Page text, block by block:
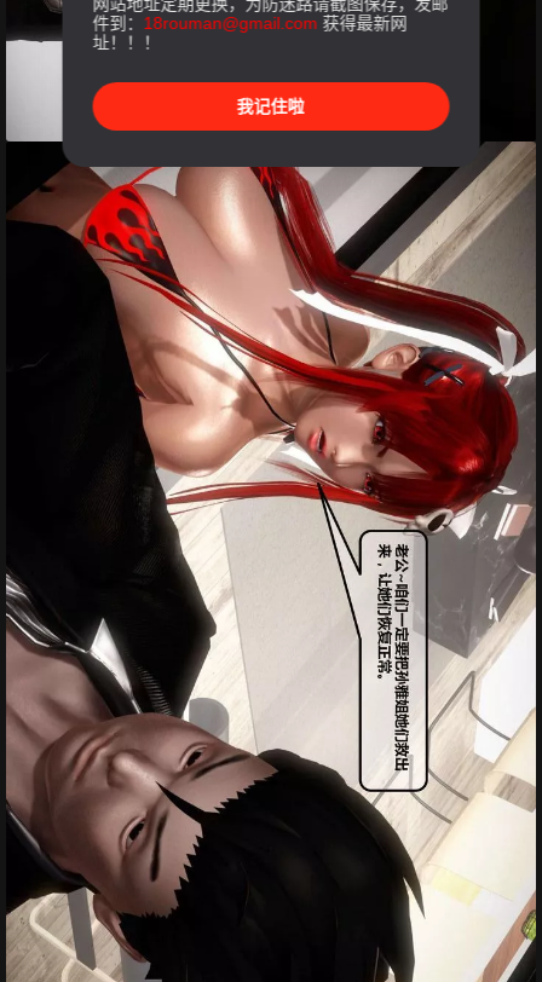
件到： 18rouman@gmail.com 获得最新网
址！！！
我记住啦